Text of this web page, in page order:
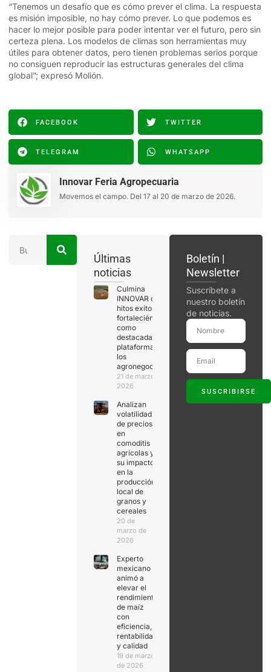
“Tenemos un desafío que es cómo prever el clima. La respuesta
es misión imposible, no hay cómo prever. Lo que podemos es
hacer lo mejor posible para poder intentar ver el futuro, pero sin
certeza plena. Los modelos de climas son herramientas muy
útiles para obtener datos, pero tienen problemas serios porque
no consiguen reproducir las estructuras generales del clima
global”; expresó Molión.
FACEBOOK TWITTER
TELEGRAM WHATSAPP
Innovar Feria Agropecuaria
Movemos el campo. Del 17 al 20 de marzo de 2026.
Últimas
noticias
Culmina
INNOVAR con
hitos exitosos,
fortaleciéndose
como
destacada
plataforma de
los
agronegocios
21 de marzo de
2026
Analizan
volatilidad
de precios
en
comoditis
agrícolas y
su impacto
en la
producción
local de
granos y
cereales
20 de
marzo de
2026
Experto
mexicano
animó a
elevar el
rendimiento
de maíz
con
eficiencia,
rentabilidad
y calidad
19 de marzo
de 2026
Boletín |
Newsletter
Suscríbete a
nuestro boletín
de noticias.
SUSCRIBIRSE